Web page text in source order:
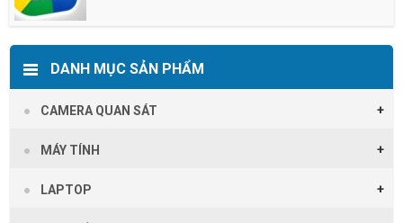
DANH MỤC SẢN PHẨM
CAMERA QUAN SÁT
MÁY TÍNH
LAPTOP